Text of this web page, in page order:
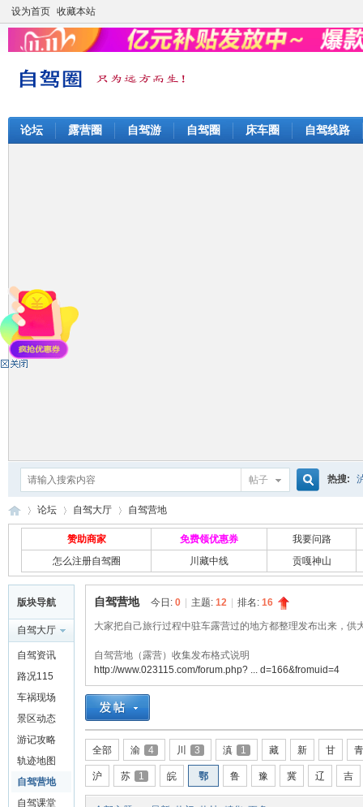
设为首页 收藏本站
论坛 露营圈 自驾游 自驾圈 床车圈 自驾线路
帖子
索
热搜:
自
驾
»
论坛
›
自驾大厅
›
自驾营地
赞助商家 免费领优惠券
我要问路
怎么注册自驾圈
川藏中线 贡嘎神山
版块导航
自驾大厅
自驾资讯
路况115
车祸现场
景区动态
游记攻略
轨迹地图
自驾营地
自驾课堂
自驾营地 今日: 0 主题: 12 排名: 16
大家把自己旅行过程中驻车露营过的地方都整理发布出来，供
自驾营地（露营）收集发布格式说明
http://www.023115.com/forum.php? ... d=166&fromuid=4
全部 渝 4 川 3 滇 1 藏 新 甘 青
沪 苏 1 皖 鄂 鲁 豫 冀 辽 吉